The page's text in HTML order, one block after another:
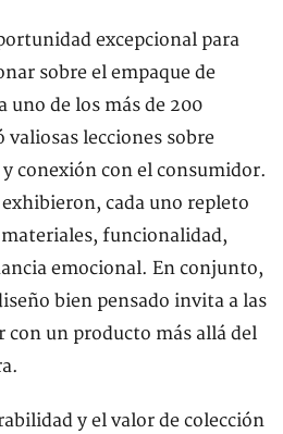
excepcional para
sobre el empaque de
uno de los más de 200
lecciones sobre
conexión con el consumidor.
cada uno repleto
funcionalidad,
emocional. En conjunto,
bien pensado invita a las
con un producto más allá del
y el valor de colección